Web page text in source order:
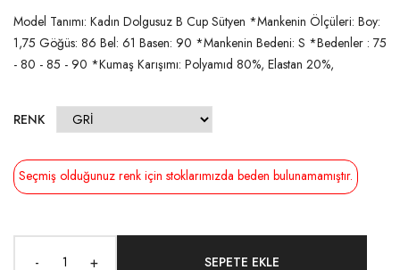
Model Tanımı: Kadın Dolgusuz B Cup Sütyen *Mankenin Ölçüleri: Boy:
1,75 Göğüs: 86 Bel: 61 Basen: 90 *Mankenin Bedeni: S *Bedenler : 75
- 80 - 85 - 90 *Kumaş Karışımı: Polyamıd 80%, Elastan 20%,
RENK
Seçmiş olduğunuz renk için stoklarımızda beden bulunamamıştır.
- +